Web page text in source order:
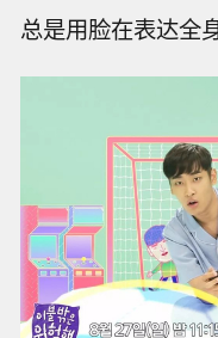
总是用脸在表达全